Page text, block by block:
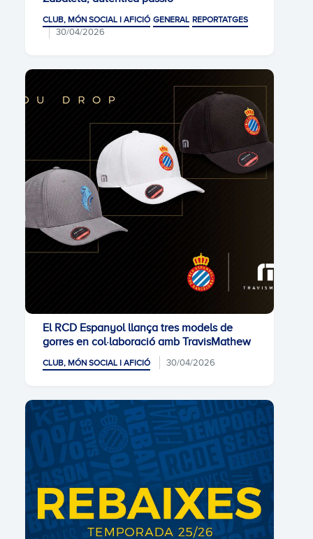
CLUB, MÓN SOCIAL I AFICIÓ GENERAL REPORTATGES
30/04/2026
El RCD Espanyol llança tres models de
gorres en col·laboració amb TravisMathew
CLUB, MÓN SOCIAL I AFICIÓ 30/04/2026